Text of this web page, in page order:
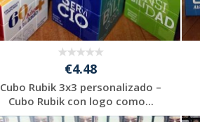
€4.48
Cubo Rubik 3x3 personalizado –
Cubo Rubik con logo como...